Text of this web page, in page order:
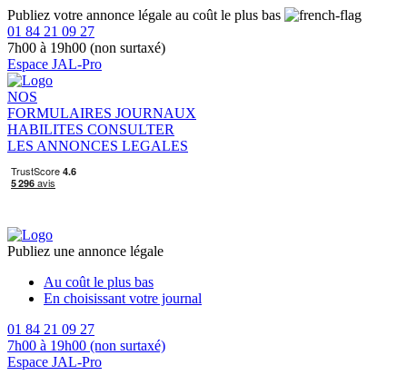
Publiez votre annonce légale au coût le plus bas
01 84 21 09 27
7h00 à 19h00 (non surtaxé)
Espace JAL-Pro
NOS
FORMULAIRES JOURNAUX
HABILITES CONSULTER
LES ANNONCES LEGALES
Publiez une annonce légale
Au coût le plus bas
En choisissant votre journal
01 84 21 09 27
7h00 à 19h00 (non surtaxé)
Espace JAL-Pro